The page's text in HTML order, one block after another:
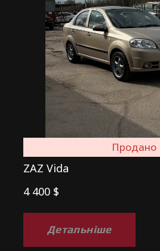
Продано
ZAZ Vida
4 400 $
Детальніше